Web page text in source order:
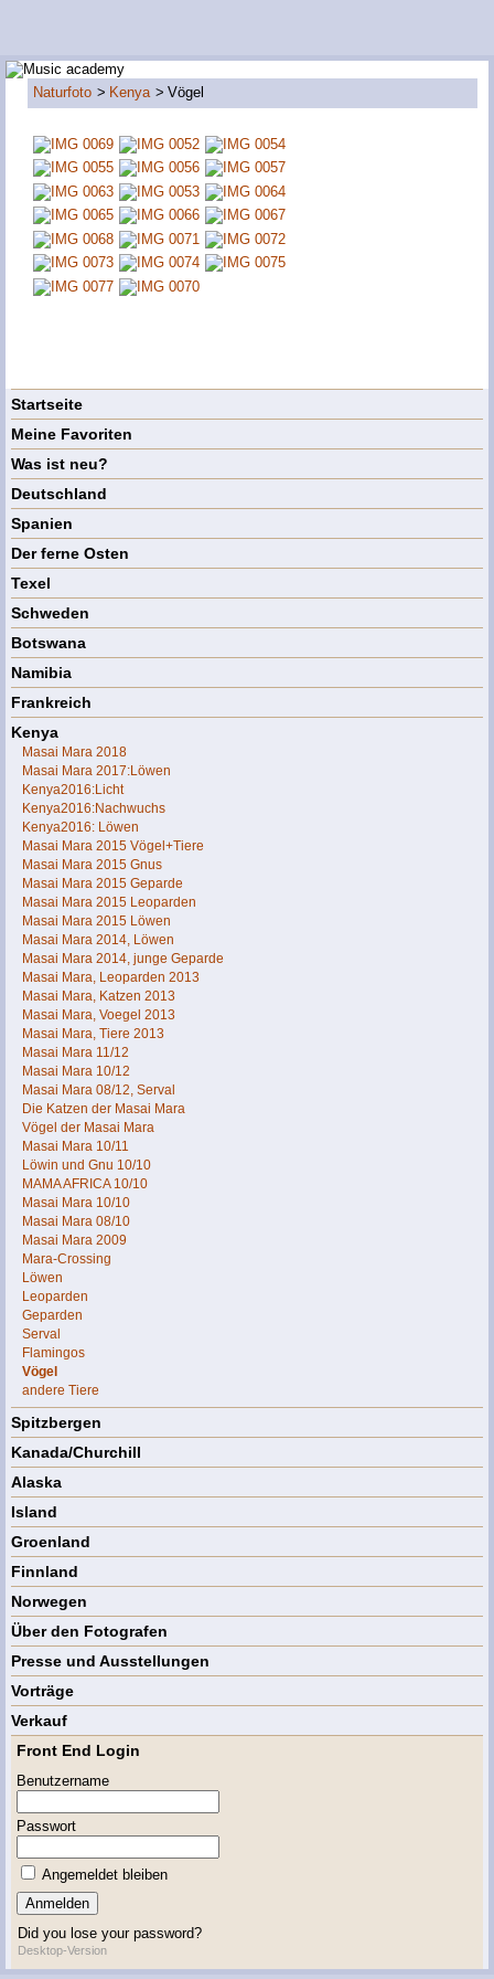
Naturfoto Kenya Vögel
Startseite
Meine Favoriten
Was ist neu?
Deutschland
Spanien
Der ferne Osten
Texel
Schweden
Botswana
Namibia
Frankreich
Kenya
Masai Mara 2018
Masai Mara 2017:Löwen
Kenya2016:Licht
Kenya2016:Nachwuchs
Kenya2016: Löwen
Masai Mara 2015 Vögel+Tiere
Masai Mara 2015 Gnus
Masai Mara 2015 Geparde
Masai Mara 2015 Leoparden
Masai Mara 2015 Löwen
Masai Mara 2014, Löwen
Masai Mara 2014, junge Geparde
Masai Mara, Leoparden 2013
Masai Mara, Katzen 2013
Masai Mara, Voegel 2013
Masai Mara, Tiere 2013
Masai Mara 11/12
Masai Mara 10/12
Masai Mara 08/12, Serval
Die Katzen der Masai Mara
Vögel der Masai Mara
Masai Mara 10/11
Löwin und Gnu 10/10
MAMA AFRICA 10/10
Masai Mara 10/10
Masai Mara 08/10
Masai Mara 2009
Mara-Crossing
Löwen
Leoparden
Geparden
Serval
Flamingos
Vögel
andere Tiere
Spitzbergen
Kanada/Churchill
Alaska
Island
Groenland
Finnland
Norwegen
Über den Fotografen
Presse und Ausstellungen
Vorträge
Verkauf
Front End Login
Benutzername
Passwort
Angemeldet bleiben
Did you lose your password?
Desktop-Version